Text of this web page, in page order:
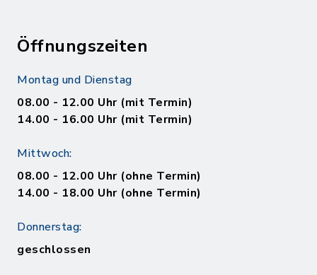
Öffnungszeiten
Montag und Dienstag
08.00 - 12.00 Uhr (mit Termin)
14.00 - 16.00 Uhr (mit Termin)
Mittwoch:
08.00 - 12.00 Uhr (ohne Termin)
14.00 - 18.00 Uhr (ohne Termin)
Donnerstag:
geschlossen